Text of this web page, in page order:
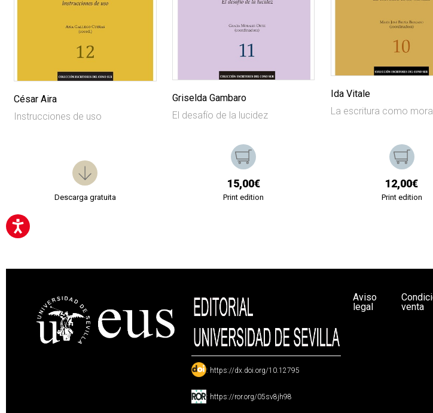
César Aira
Instrucciones de uso
Descarga gratuita
Griselda Gambaro
El desafío de la lucidez
15,00€
Print edition
Ida Vitale
La escritura como
12,00€
Print edition
: https://dx.doi.org/10.12795
: https://ror.org/05sv8jh98
Aviso
legal
venta